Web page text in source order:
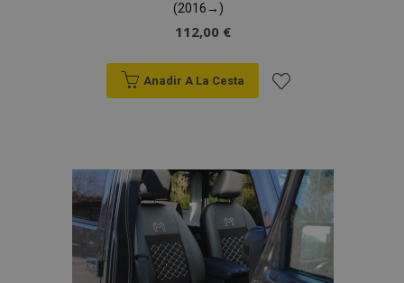
(2016→)
112,00 €
Anadir A La Cesta
Lista
de
Deseos